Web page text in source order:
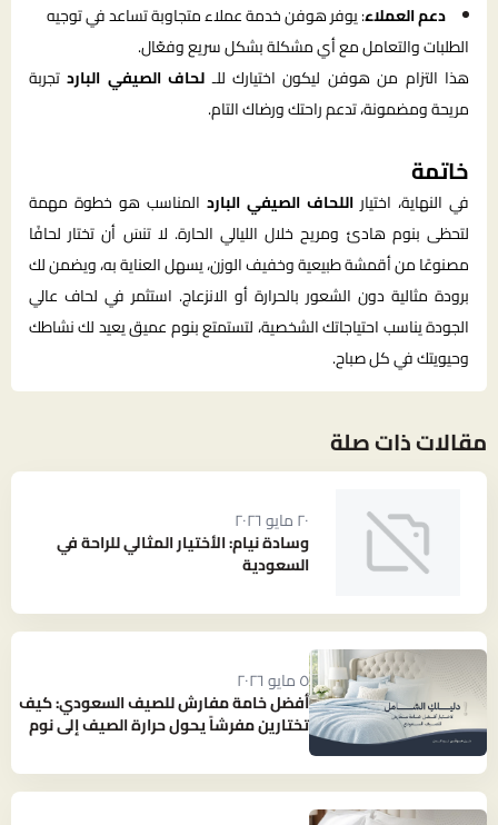
دعم العملاء: يوفر هوفن خدمة عملاء متجاوبة تساعد في توجيه
الطلبات والتعامل مع أي مشكلة بشكل سريع وفعّال.
هذا التزام من هوفن ليكون اختيارك للـ لحاف الصيفي الباردتجربة
مريحة ومضمونة، تدعم راحتك ورضاك التام.
خاتمة
في النهاية، اختيار اللحاف الصيفي البارد المناسب هو خطوة مهمة
لتحظى بنوم هادئ ومريح خلال الليالي الحارة. لا تنسَ أن تختار لحافًا
مصنوعًا من أقمشة طبيعية وخفيف الوزن، يسهل العناية به، ويضمن لك
برودة مثالية دون الشعور بالحرارة أو الانزعاج. استثمر في لحاف عالي
الجودة يناسب احتياجاتك الشخصية، لتستمتع بنوم عميق يعيد لك نشاطك
وحيويتك في كل صباح.
مقالات ذات صلة
٢٠ مايو ٢٠٢٦
وسادة نيام: الأختيار المثالي للراحة في
السعودية
٥ مايو ٢٠٢٦
أفضل خامة مفارش للصيف السعودي: كيف
تختارين مفرشاً يحول حرارة الصيف إلى نوم